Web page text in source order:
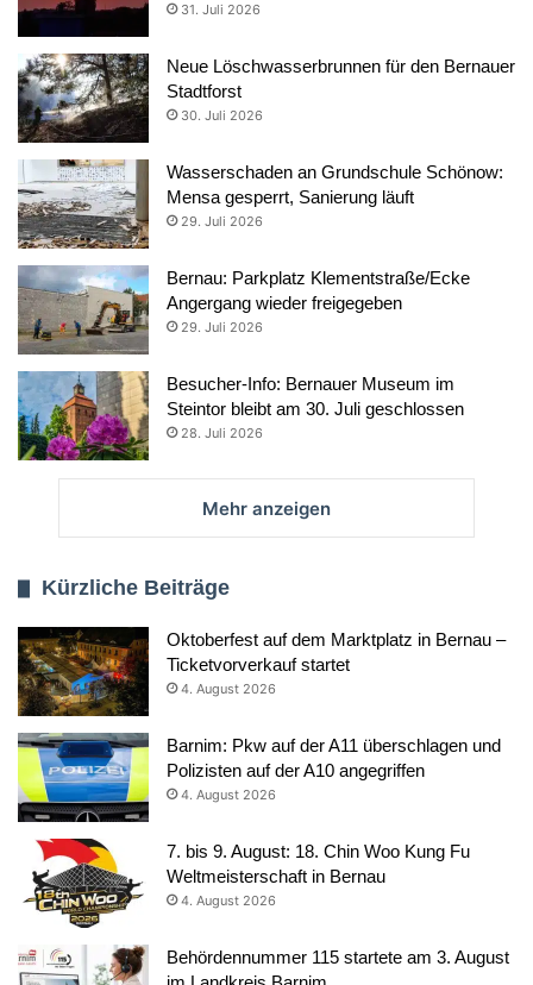
31. Juli 2026
Neue Löschwasserbrunnen für den Bernauer
Stadtforst
30. Juli 2026
Wasserschaden an Grundschule Schönow:
Mensa gesperrt, Sanierung läuft
29. Juli 2026
Bernau: Parkplatz Klementstraße/Ecke
Angergang wieder freigegeben
29. Juli 2026
Besucher-Info: Bernauer Museum im
Steintor bleibt am 30. Juli geschlossen
28. Juli 2026
Mehr anzeigen
Kürzliche Beiträge
Oktoberfest auf dem Marktplatz in Bernau –
Ticketvorverkauf startet
4. August 2026
Barnim: Pkw auf der A11 überschlagen und
Polizisten auf der A10 angegriffen
4. August 2026
7. bis 9. August: 18. Chin Woo Kung Fu
Weltmeisterschaft in Bernau
4. August 2026
Behördennummer 115 startete am 3. August